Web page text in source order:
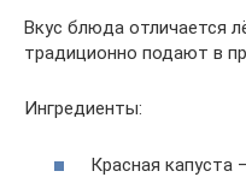
Вкус блюда отличается
традиционно подают в
Ингредиенты:
Красная капуста